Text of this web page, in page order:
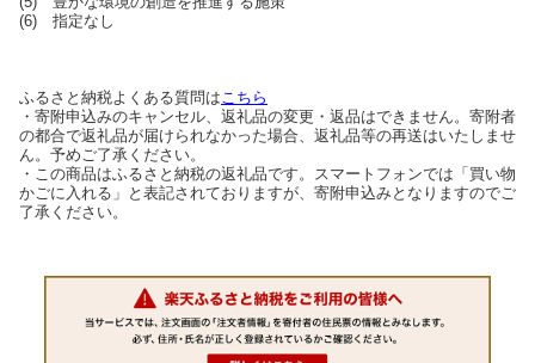
(6) 指定なし
ふるさと納税よくある質問はこちら
・寄附申込みのキャンセル、返礼品の変更・返品はできません。寄附者
の都合で返礼品が届けられなかった場合、返礼品等の再送はいたしませ
ん。予めご了承ください。
・この商品はふるさと納税の返礼品です。スマートフォンでは「買い物
かごに入れる」と表記されておりますが、寄附申込みとなりますのでご
了承ください。